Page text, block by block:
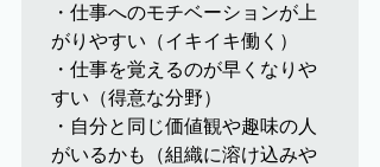
・仕事へのモチベーションが上
がりやすい（イキイキ働く）
・仕事を覚えるのが早くなりや
すい（得意な分野）
・自分と同じ価値観や趣味の人
がいるかも（組織に溶け込みや